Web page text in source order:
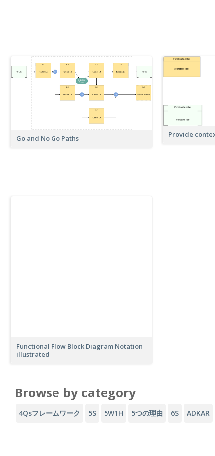
Go and No Go Paths Provide
Functional Flow Block Diagram Notation
illustrated
Browse by category
4Qsフレームワーク 5S 5W1H 5つの理由 6S ADKAR